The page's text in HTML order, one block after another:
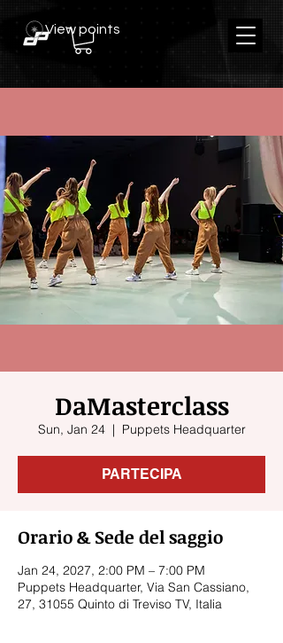
View points
DaMasterclass
Sun, Jan 24
  |
Puppets Headquarter
PARTECIPA
Orario & Sede del saggio
Jan 24, 2027, 2:00 PM – 7:00 PM
Puppets Headquarter, Via San Cassiano,
27, 31055 Quinto di Treviso TV, Italia